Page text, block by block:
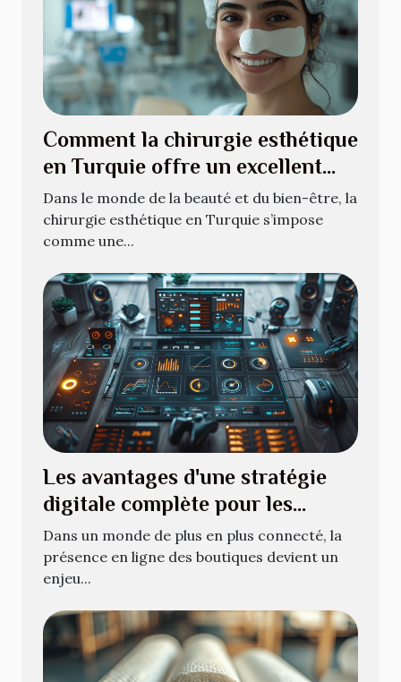
Comment la chirurgie esthétique
en Turquie offre un excellent
rapport qualité-prix
Dans le monde de la beauté et du bien-être, la
chirurgie esthétique en Turquie s’impose
comme une...
Les avantages d'une stratégie
digitale complète pour les
boutiques en ligne
Dans un monde de plus en plus connecté, la
présence en ligne des boutiques devient un
enjeu...